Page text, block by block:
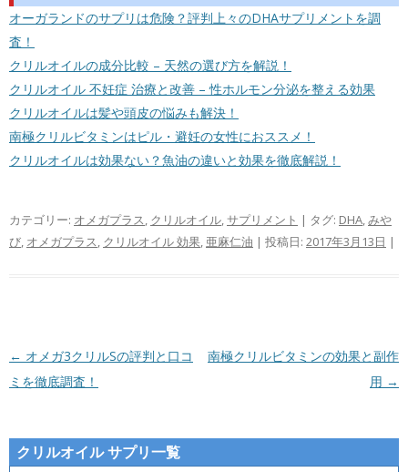
オーガランドのサプリは危険？評判上々のDHAサプリメントを調
査！
クリルオイルの成分比較 – 天然の選び方を解説！
クリルオイル 不妊症 治療と改善 – 性ホルモン分泌を整える効果
クリルオイルは髪や頭皮の悩みも解決！
南極クリルビタミンはピル・避妊の女性におススメ！
クリルオイルは効果ない？魚油の違いと効果を徹底解説！
カテゴリー: オメガプラス, クリルオイル,サプリメント | タグ: DHA,みや
び, オメガプラス, クリルオイル 効果, 亜麻仁油 | 投稿日: 2017年3月13日 |
投稿ナビゲーション
← オメガ3クリルSの評判と口コ
ミを徹底調査！
南極クリルビタミンの効果と副作
用 →
クリルオイル サプリ一覧